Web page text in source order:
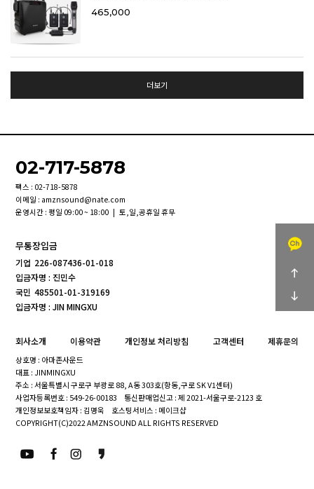
465,000
더보기
02-717-5878
팩스 : 02-718-5878
이메일 : amznsound@nate.com
운영시간 : 평일 09:00 ~ 18:00 | 토,일,공휴일 휴무
무통장입금
기업 226-087436-01-018
입금자명 : 진민수
국민 485501-01-319169
입금자명 : JIN MINGXU
회사소개 이용약관 개인정보 처리방침 고객센터 제휴문의
상호명 : 아마존사운드
대표 : JINMINGXU
주소 : 서울특별시 구로구 부광로 88, A동 303호(항동,구로 SK V1센터)
사업자등록번호 : 549-26-00183
통신판매업신고 : 제 2021-서울구로-2123 호
개인정보보호책임자 : 김명욱
호스팅서비스 : 메이크샵
COPYRIGHT(C)2022 AMZNSOUND ALL RIGHTS RESERVED